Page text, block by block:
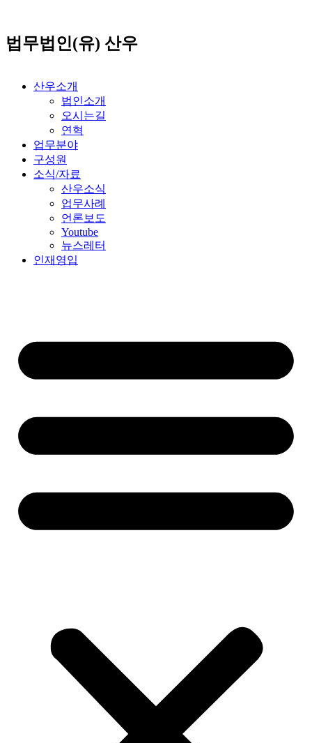
츠
로
법무법인(유) 산우
산우소개
법인소개
오시는길
연혁
업무분야
구성원
소식/자료
산우소식
업무사례
언론보도
Youtube
뉴스레터
인재영입